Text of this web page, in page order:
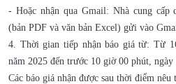
- Hoặc nhận qua Gmail: Nhà cung
(bản PDF và văn bản Excel) gửi vào
4. Thời gian tiếp nhận báo giá từ: Từ
năm 2025 đến trước 10 giờ 00 phút, ngày
Các báo giá nhận được sau thời điểm